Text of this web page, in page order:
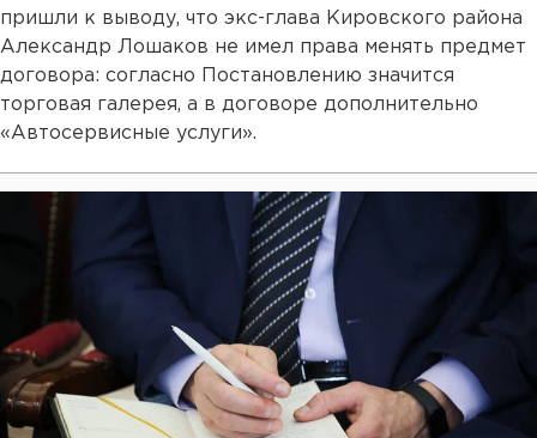
пришли к выводу, что экс-глава Кировского района
Александр Лошаков не имел права менять предмет
договора: согласно Постановлению значится
торговая галерея, а в договоре дополнительно
«Автосервисные услуги».